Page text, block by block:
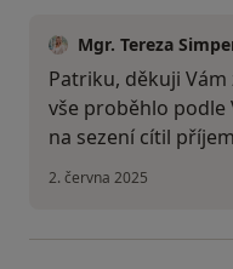
Mgr. Tereza
Patriku, děkuji Vám
vše proběhlo podle
na sezení cítil
2. června 2025